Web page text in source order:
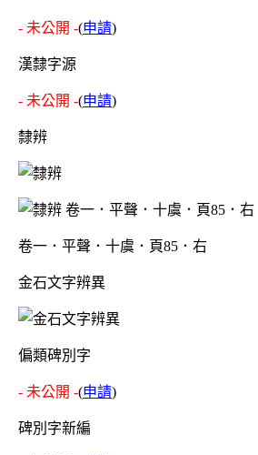
- 未公開 -(申請)
漢隸字源
- 未公開 -(申請)
隸辨
卷一．平聲．十虞．頁85．右
金石文字辨異
偏類碑別字
- 未公開 -(申請)
碑別字新編